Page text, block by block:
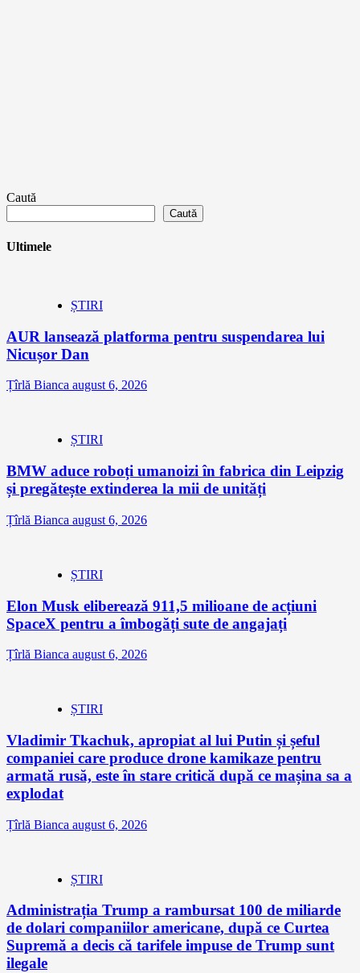
Caută
Caută
Ultimele
ȘTIRI
AUR lansează platforma pentru suspendarea lui
Nicușor Dan
Țîrlă Bianca august 6, 2026
ȘTIRI
BMW aduce roboți umanoizi în fabrica din Leipzig
și pregătește extinderea la mii de unități
Țîrlă Bianca august 6, 2026
ȘTIRI
Elon Musk eliberează 911,5 milioane de acțiuni
SpaceX pentru a îmbogăți sute de angajați
Țîrlă Bianca august 6, 2026
ȘTIRI
Vladimir Tkachuk, apropiat al lui Putin și șeful
companiei care produce drone kamikaze pentru
armată rusă, este în stare critică după ce mașina sa a
explodat
Țîrlă Bianca august 6, 2026
ȘTIRI
Administrația Trump a rambursat 100 de miliarde
de dolari companiilor americane, după ce Curtea
Supremă a decis că tarifele impuse de Trump sunt
ilegale